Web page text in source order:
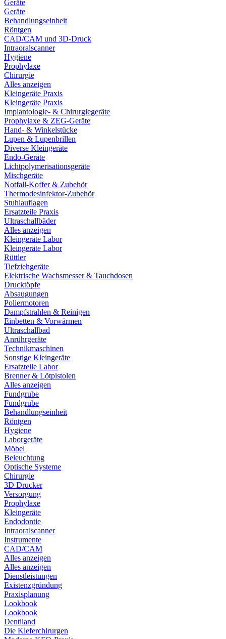
Geräte
Geräte
Behandlungseinheit
Röntgen
CAD/CAM und 3D-Druck
Intraoralscanner
Hygiene
Prophylaxe
Chirurgie
Alles anzeigen
Kleingeräte Praxis
Kleingeräte Praxis
Implantologie- & Chirurgiegeräte
Prophylaxe & ZEG-Geräte
Hand- & Winkelstücke
Lupen & Lupenbrillen
Diverse Kleingeräte
Endo-Geräte
Lichtpolymerisationsgeräte
Mischgeräte
Notfall-Koffer & Zubehör
Thermodesinfektor-Zubehör
Stuhlauflagen
Ersatzteile Praxis
Ultraschallbäder
Alles anzeigen
Kleingeräte Labor
Kleingeräte Labor
Rüttler
Tiefziehgeräte
Elektrische Wachsmesser & Tauchdosen
Drucktöpfe
Absaugungen
Poliermotoren
Dampfstrahlen & Reinigen
Einbetten & Vorwärmen
Ultraschallbad
Anrührgeräte
Technikmaschinen
Sonstige Kleingeräte
Ersatzteile Labor
Brenner & Lötpistolen
Alles anzeigen
Fundgrube
Fundgrube
Behandlungseinheit
Röntgen
Hygiene
Laborgeräte
Möbel
Beleuchtung
Optische Systeme
Chirurgie
3D Drucker
Versorgung
Prophylaxe
Kleingeräte
Endodontie
Intraoralscanner
Instrumente
CAD/CAM
Alles anzeigen
Alles anzeigen
Dienstleistungen
Existenzgründung
Praxisplanung
Lookbook
Lookbook
Dentiland
Die Kieferchirurgen